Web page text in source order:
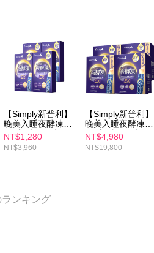
【Simply新普利】
晚美入睡夜酵凍
(10入/盒)(x4盒)
NT$1,280
NT$3,960
【Simply新普利】
晚美入睡夜酵凍
(50入/盒)(x4盒)
NT$4,980
NT$19,800
ンキング